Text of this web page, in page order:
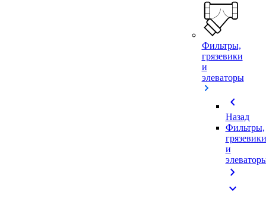
Фильтры,
грязевики
и
элеваторы
chevron_left
Назад
Фильтры,
грязевики
и
chevron_right
expand_more